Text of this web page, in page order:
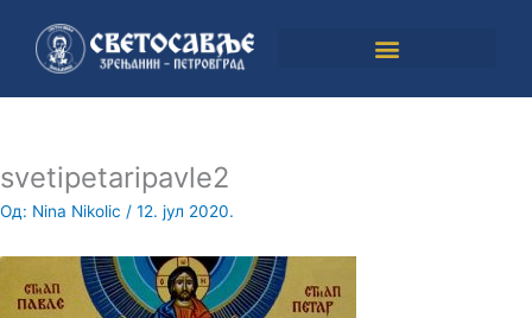
садржај
svetipetaripavle2
Од: Nina Nikolic / 12. јул 2020.